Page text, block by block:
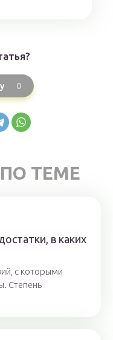
0
ТЕМЕ
в каких
с которыми
Степень